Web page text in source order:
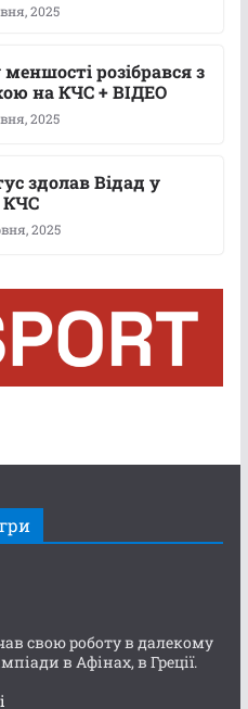
2025
меншості розібрався з
на КЧС + ВІДЕО
2025
здолав Відад у
КЧС
2025
свою роботу в далекому
в Афінах, в Греції.